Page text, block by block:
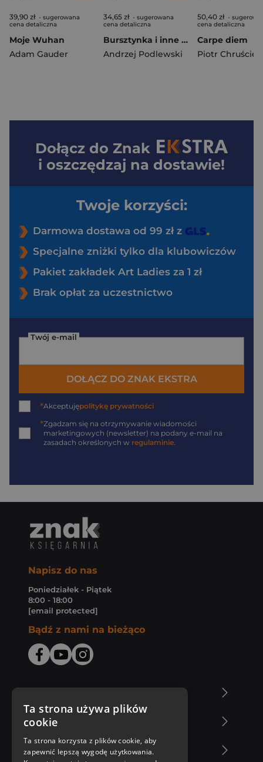
39,90 zł - sugerowana
cena detaliczna
Moje Wuhan
Adam Gauder
34,65 zł - sugerowana
cena detaliczna
Bursztynka i inne baśnie
Andrzej Podlewski
50,40 zł -
cena detaliczna
Carpe diem
Piotr Chruściel
Dołącz do Znak
i oszczędzaj na dostawie!
Twoje korzyści:
Darmowa dostawa od 99 zł z
Specjalne zniżki tylko dla klubowiczów
Pakiet zakładek Art Ladies za 1 zł
Brak opłat za uczestnictwo
Twój e-mail
DOŁĄCZ DO ZNAK EKSTRA
*Akceptujępolitykę prywatności
*Zgadzam się na otrzymywanie wiadomości
marketingowych (newsletter) na podany e-mail na
zasadach określonych w regulaminie.
Napisz do nas
Poniedziałek - Piątek
8:00 - 18:00
[email protected]
Bądź z nami na bieżąco
Zakupy u nas
Nasza oferta
Ta strona używa plików
cookie
Ta strona korzysta z plików cookie, aby
zapewnić lepszą wygodę użytkowania.